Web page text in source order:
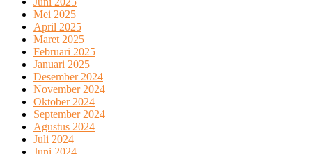
Mei 2025
April 2025
Maret 2025
Februari 2025
Januari 2025
Desember 2024
November 2024
Oktober 2024
September 2024
Agustus 2024
Juli 2024